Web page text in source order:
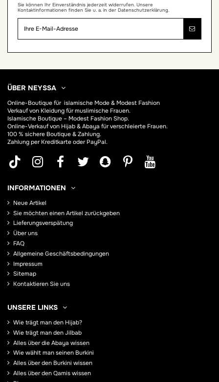
Sie können Ihr Einverständnis jederzeit widerrufen. Unsere
Kontaktinformationen finden Sie u. a. in der Datenschutzerklärung.
ÜBER NEYSSA
Online-Boutique für islamische Mode & Modest Fashion
Verkauf von Kleidung für muslimische Frauen.
Islamische Boutique – Modest Fashion Shop.
Online-Verkauf von Hijab &Abaya für verschleierte Frauen.
100 % sichere Boutique & Zahlung.
Zahlung per Kreditkarte oder PayPal.
INFORMATIONEN
Neue Artikel
Sie möchten einen Artikel zurückgeben
Lieferungsverspätung
Über uns
FAQ
Allgemeine Geschäftsbedingungen
Impressum
Sitemap
Kontaktieren Sie uns
UNSERE LINKS
Wie trägt man den Hijab?
Wie trägt man den Jilbab
Alles über die Abaya wissen
Wie wählt man seinen Burkini
Alles über den Burkini wissen
Alles über den Qamis wissen